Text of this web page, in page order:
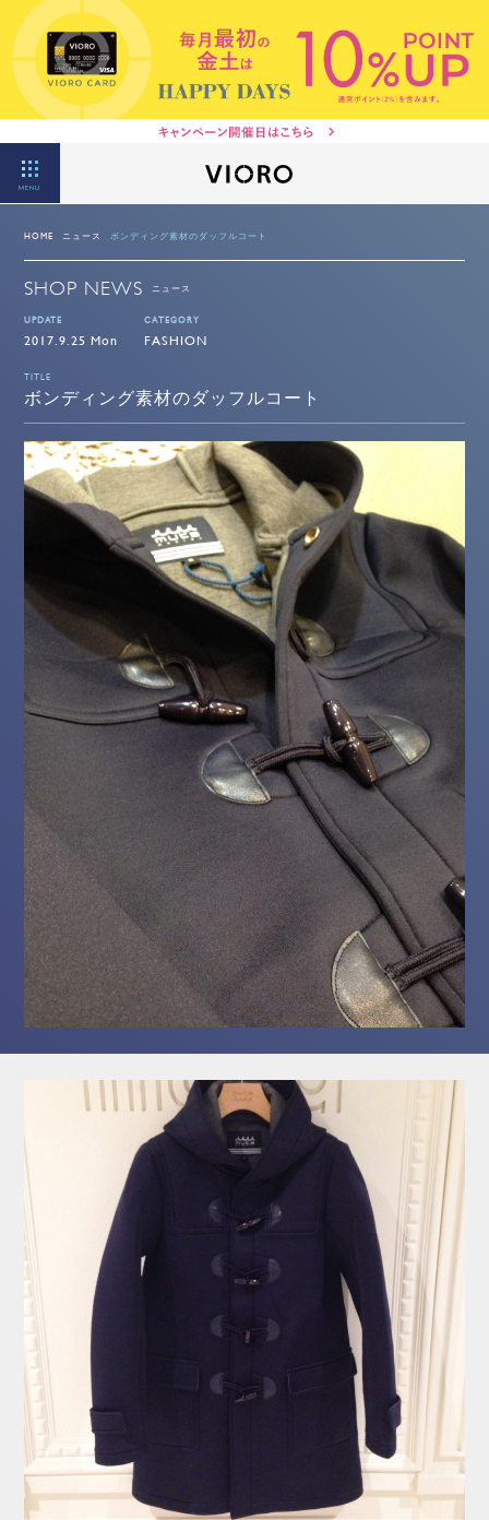
MENU
HOME ニュース ボンディング素材のダッフルコート
SHOP NEWS ニュース
UPDATE
2017.9.25 Mon
CATEGORY
FASHION
TITLE
ボンディング素材のダッフルコート